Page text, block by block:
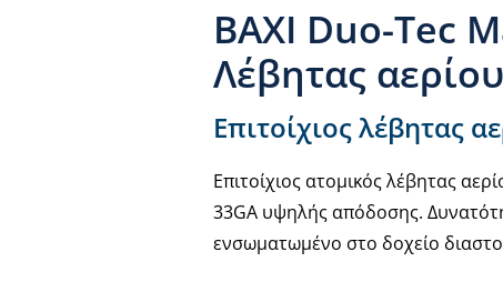
BAXI Duo-Tec
Λέβητας αερίου
Επιτοίχιος λέβητας
Επιτοίχιος ατομικός λέβητας
33GA υψηλής απόδοσης.
ενσωματωμένο στο δοχείο